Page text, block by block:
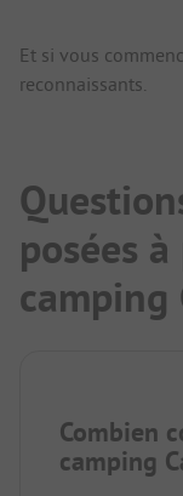
Et si vous
reconnaissants.
posées
camping
Combien
camping